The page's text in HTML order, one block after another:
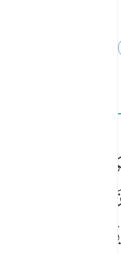
:
يضاعف لها العذاب ضعفين
مُّبَيِّنَةٍۢ يُضَـٰعَفْ لَهَا ٱلْعَذَابُ
ﳊ